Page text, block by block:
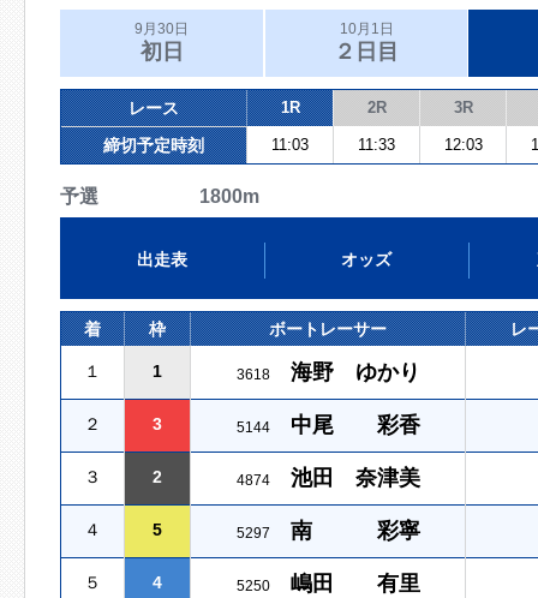
9月30日
初日
10月1日
２日目
レース 1R 2R 3R
締切予定時刻 11:03 11:33 12:03
予選 1800m
出走表 オッズ
着 枠 ボートレーサー レ
１ 1 3618 海野 ゆかり
２ 3 5144 中尾 彩香
３ 2 4874 池田 奈津美
４ 5 5297 南 彩寧
５ 4 5250 嶋田 有里